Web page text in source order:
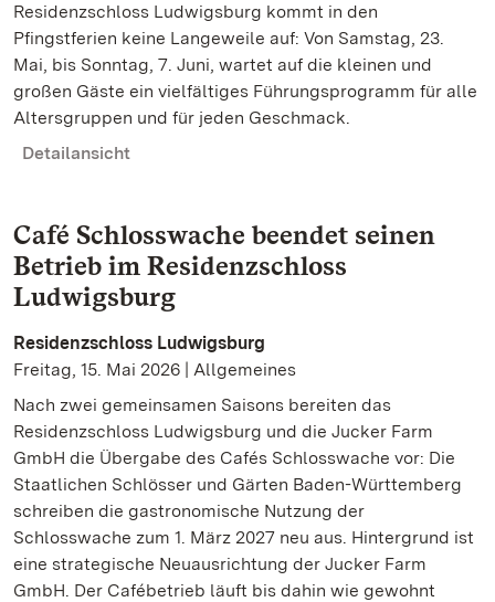
Residenzschloss Ludwigsburg kommt in den
Pfingstferien keine Langeweile auf: Von Samstag, 23.
Mai, bis Sonntag, 7. Juni, wartet auf die kleinen und
großen Gäste ein vielfältiges Führungsprogramm für alle
Altersgruppen und für jeden Geschmack.
Detailansicht
Café Schlosswache beendet seinen
Betrieb im Residenzschloss
Ludwigsburg
Residenzschloss Ludwigsburg
Freitag, 15. Mai 2026 | Allgemeines
Nach zwei gemeinsamen Saisons bereiten das
Residenzschloss Ludwigsburg und die Jucker Farm
GmbH die Übergabe des Cafés Schlosswache vor: Die
Staatlichen Schlösser und Gärten Baden-Württemberg
schreiben die gastronomische Nutzung der
Schlosswache zum 1. März 2027 neu aus. Hintergrund ist
eine strategische Neuausrichtung der Jucker Farm
GmbH. Der Cafébetrieb läuft bis dahin wie gewohnt